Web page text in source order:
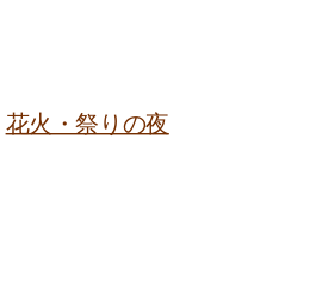
花火・祭りの夜